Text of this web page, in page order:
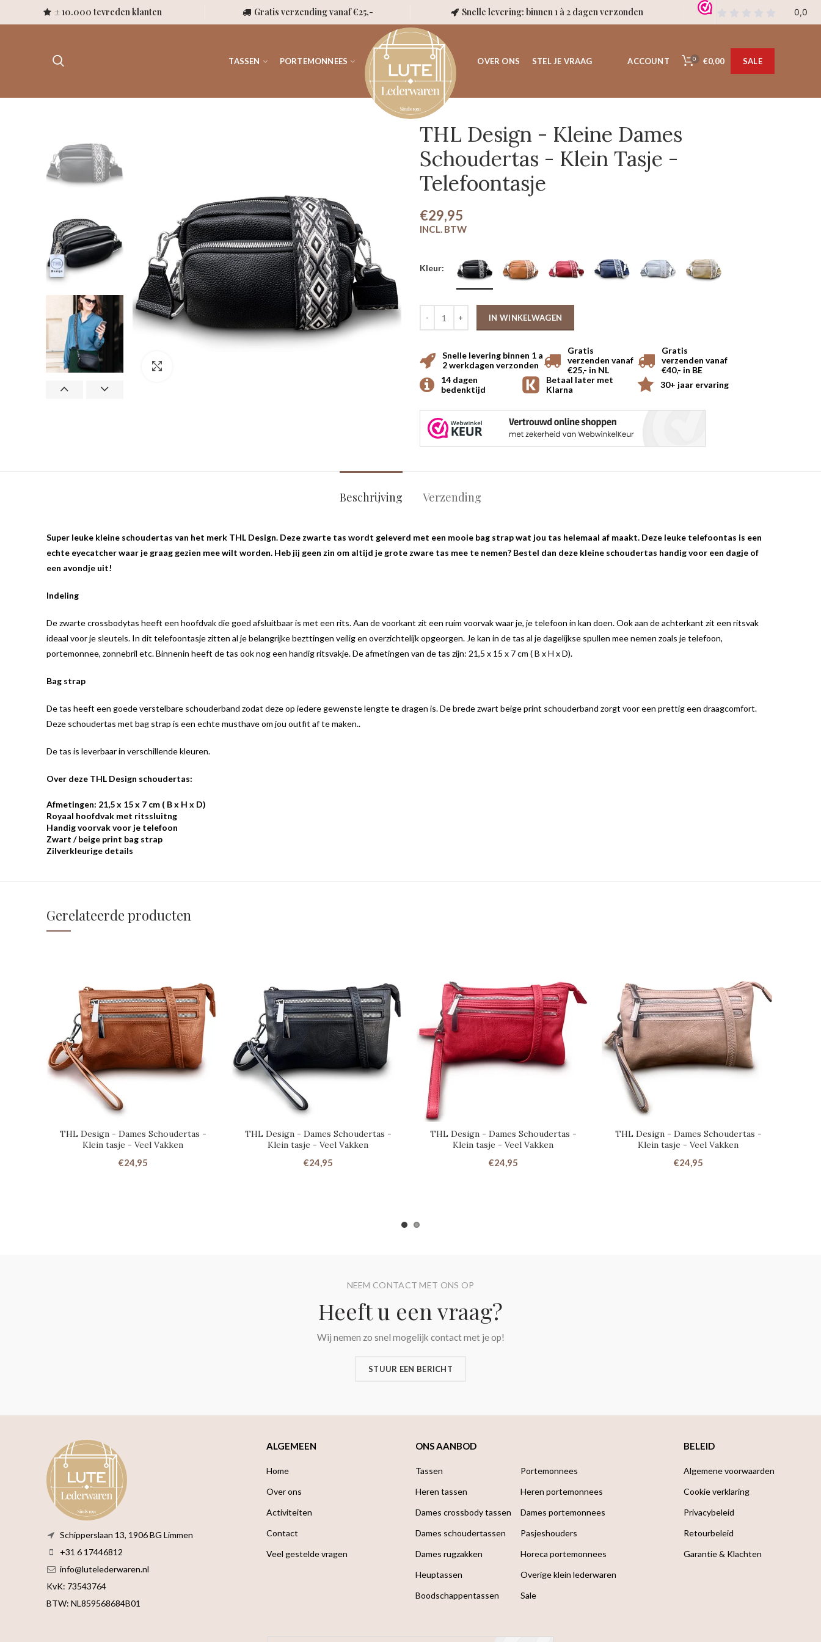
± 10.000 tevreden klanten Gratis verzending vanaf €25,- Snelle levering: binnen 1 à 2 dagen verzonden
TASSEN PORTEMONNEES OVER ONS STEL JE VRAAG ACCOUNT 0 €0,00 SALE
THL Design - Kleine Dames
Schoudertas - Klein Tasje -
Telefoontasje
€29,95
Kleur:
IN WINKELWAGEN
Snelle levering binnen 1 a
2 werkdagen verzonden
Gratis
verzenden vanaf
€25,- in NL
Gratis
verzenden vanaf
€40,- in BE
14 dagen
bedenktijd
Betaal later met
Klarna
30+ jaar ervaring
Beschrijving Verzending
Super leuke kleine schoudertas van het merk THL Design. Deze zwarte tas wordt geleverd met een mooie bag strap wat jou tas helemaal af maakt. Deze leuke telefoontas is een
echte eyecatcher waar je graag gezien mee wilt worden. Heb jij geen zin om altijd je grote zware tas mee te nemen? Bestel dan deze kleine schoudertas handig voor een dagje of
een avondje uit!
Indeling
De zwarte crossbodytas heeft een hoofdvak die goed afsluitbaar is met een rits. Aan de voorkant zit een ruim voorvak waar je, je telefoon in kan doen. Ook aan de achterkant zit een ritsvak
ideaal voor je sleutels. In dit telefoontasje zitten al je belangrijke bezttingen veilig en overzichtelijk opgeorgen. Je kan in de tas al je dagelijkse spullen mee nemen zoals je telefoon,
portemonnee, zonnebril etc. Binnenin heeft de tas ook nog een handig ritsvakje. De afmetingen van de tas zijn: 21,5 x 15 x 7 cm ( B x H x D).
Bag strap
De tas heeft een goede verstelbare schouderband zodat deze op iedere gewenste lengte te dragen is. De brede zwart beige print schouderband zorgt voor een prettig een draagcomfort.
Deze schoudertas met bag strap is een echte musthave om jou outfit af te maken..
De tas is leverbaar in verschillende kleuren.
Over deze THL Design schoudertas:
Afmetingen: 21,5 x 15 x 7 cm ( B x H x D)
Royaal hoofdvak met ritssluitng
Handig voorvak voor je telefoon
Zwart / beige print bag strap
Zilverkleurige details
Gerelateerde producten
THL Design - Dames Schoudertas -
Klein tasje - Veel Vakken
€24,95
THL Design - Dames Schoudertas -
Klein tasje - Veel Vakken
€24,95
THL Design - Dames Schoudertas -
Klein tasje - Veel Vakken
€24,95
THL Design - Dames Schoudertas -
Klein tasje - Veel Vakken
€24,95
NEEM CONTACT MET ONS OP
Heeft u een vraag?
Wij nemen zo snel mogelijk contact met je op!
STUUR EEN BERICHT
Schipperslaan 13, 1906 BG Limmen
+31 6 17446812
info@lutelederwaren.nl
KvK: 73543764
BTW: NL859568684B01
ALGEMEEN
Home
Over ons
Activiteiten
Contact
Veel gestelde vragen
ONS AANBOD
Tassen
Heren tassen
Dames crossbody tassen
Dames schoudertassen
Dames rugzakken
Heuptassen
Boodschappen­tassen
Portemonnees
Heren portemonnees
Dames portemonnees
Pasjeshouders
Horeca portemonnees
Overige klein lederwaren
Sale
BELEID
Algemene voorwaarden
Cookie verklaring
Privacybeleid
Retourbeleid
Garantie & Klachten